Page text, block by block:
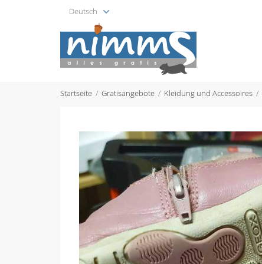
Deutsch
Startseite Gratisangebote Kleidung und Accessoires